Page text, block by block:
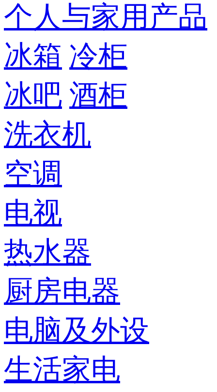
个人与家用产品
冰箱 冷柜
冰吧 酒柜
洗衣机
空调
电视
热水器
厨房电器
电脑及外设
生活家电